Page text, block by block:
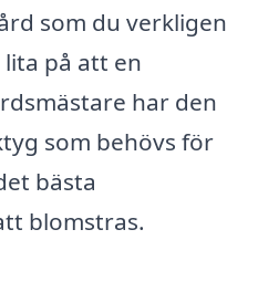
som du verkligen
lita på att en
har den
som behövs för
bästa
blomstras.